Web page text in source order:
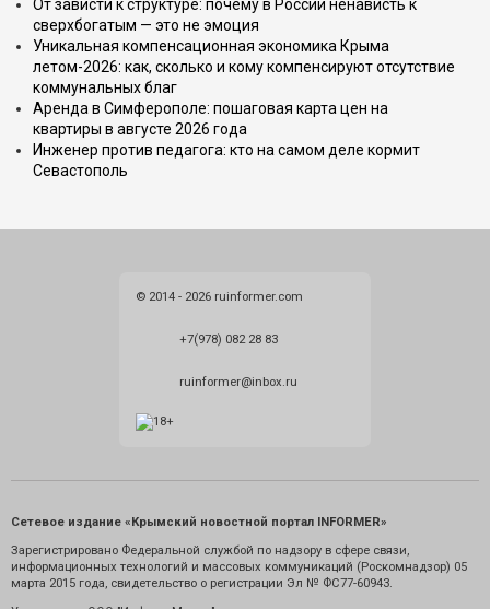
От зависти к структуре: почему в России ненависть к
сверхбогатым — это не эмоция
Уникальная компенсационная экономика Крыма
летом-2026: как, сколько и кому компенсируют отсутствие
коммунальных благ
Аренда в Симферополе: пошаговая карта цен на
квартиры в августе 2026 года
Инженер против педагога: кто на самом деле кормит
Севастополь
© 2014 - 2026 ruinformer.com
+7(978) 082 28 83
ruinformer@inbox.ru
Сетевое издание «Крымский новостной портал INFORMER»
Зарегистрировано Федеральной службой по надзору в сфере связи,
информационных технологий и массовых коммуникаций (Роскомнадзор) 05
марта 2015 года, свидетельство о регистрации Эл № ФС77-60943.